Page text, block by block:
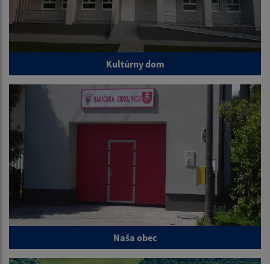
Kultúrny dom
Naša obec